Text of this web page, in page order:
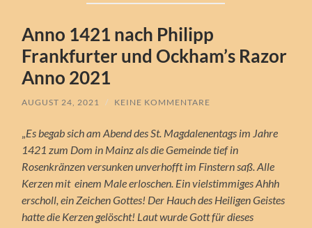
Anno 1421 nach Philipp
Frankfurter und Ockham’s Razor
Anno 2021
AUGUST 24, 2021 / KEINE KOMMENTARE
„Es begab sich am Abend des St. Magdalenentags im Jahre
1421 zum Dom in Mainz als die Gemeinde tief in
Rosenkränzen versunken unverhofft im Finstern saß. Alle
Kerzen mit einem Male erloschen. Ein vielstimmiges Ahhh
erscholl, ein Zeichen Gottes! Der Hauch des Heiligen Geistes
hatte die Kerzen gelöscht! Laut wurde Gott für dieses